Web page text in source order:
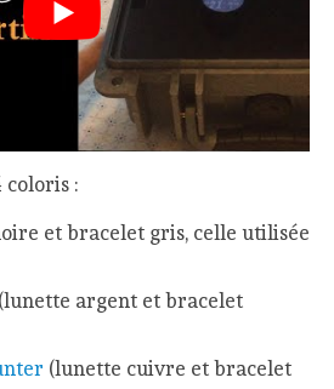
coloris :
et bracelet gris, celle utilisée
argent et bracelet
(lunette cuivre et bracelet